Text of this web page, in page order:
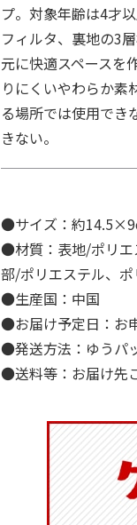
プ。対象年齢は4才
フィルタ、裏地の3
元に快適スペースを
りにくいやわらか
る場所では使用で
きない。
●サイズ：約
●材質：表地/ポリエ
部/ポリエステル、
●生産国：中国
●お届け予定日：お
●発送方法：ゆうパ
●送料等：お届け先